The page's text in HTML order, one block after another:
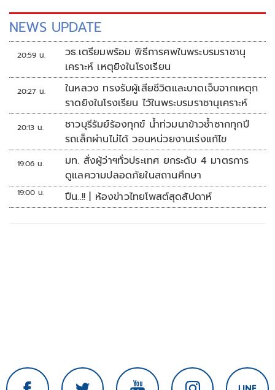
NEWS UPDATE
20:59 น.
วธ.เตรียมพร้อม พิธีการศพในพระบรมราชานุ
เคราะห์ เหตุยิงในโรงเรียน
20:27 น.
ในหลวง ทรงรับผู้เสียชีวิตและบาดเจ็บจากเหตุก
ราดยิงในโรงเรียน ไว้ในพระบรมราชานุเคราะห์
20:13 น.
ชาวบุรีรัมย์ร้องทุกข์ น้ำท่วมนาข้าวซ้ำซากทุกปี
รถเล็กผ่านไม่ได้ วอนหน่วยงานเร่งแก้ไข
19:06 น.
มท. สั่งผู้ว่าฯทั่วประเทศ ยกระดับ 4 มาตรการ
ดูแลความปลอดภัยในสถานศึกษา
19:00 น. ปืน..!! | ห้องข่าวไทยโพสต์สุดสัปดาห์